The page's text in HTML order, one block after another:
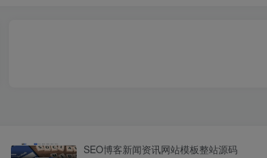
SEO博客新闻资讯网站模板整站源码